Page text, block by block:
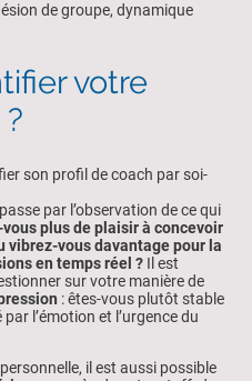
de groupe, dynamique
votre
son profil de coach par soi-
par l’observation de ce qui
plus de plaisir à concevoir
vibrez-vous davantage pour la
en temps réel ? Il est
sur votre manière de
: êtes-vous plutôt stable
l’émotion et l’urgence du
il est aussi possible